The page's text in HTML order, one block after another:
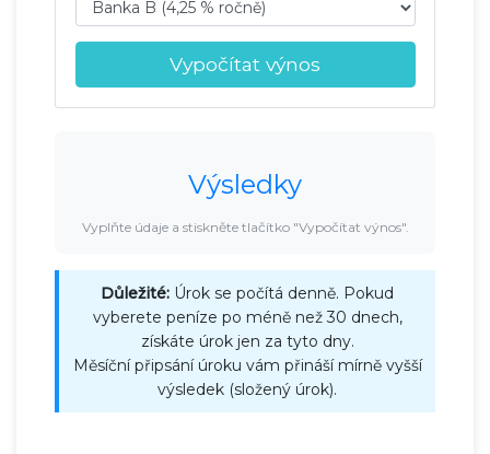
Vypočítat výnos
Výsledky
Vyplňte údaje a stiskněte tlačítko "Vypočítat výnos".
Důležité: Úrok se počítá denně. Pokud
vyberete peníze po méně než 30 dnech,
získáte úrok jen za tyto dny.
Měsíční připsání úroku vám přináší mírně vyšší
výsledek (složený úrok).